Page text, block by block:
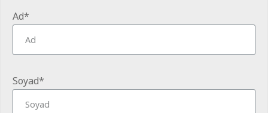
Ad*
Soyad*